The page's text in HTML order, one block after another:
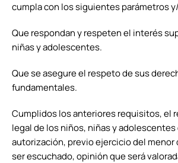
cumpla con los siguientes parámetros
Que respondan y respeten el interés
niñas y adolescentes.
Que se asegure el respeto de sus
fundamentales.
Cumplidos los anteriores requisitos, el
legal de los niños, niñas y adolescentes
autorización, previo ejercicio del menor
ser escuchado, opinión que será